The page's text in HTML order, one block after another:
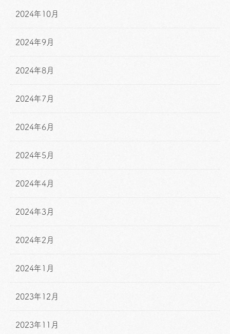
2024年10月
2024年9月
2024年8月
2024年7月
2024年6月
2024年5月
2024年4月
2024年3月
2024年2月
2024年1月
2023年12月
2023年11月